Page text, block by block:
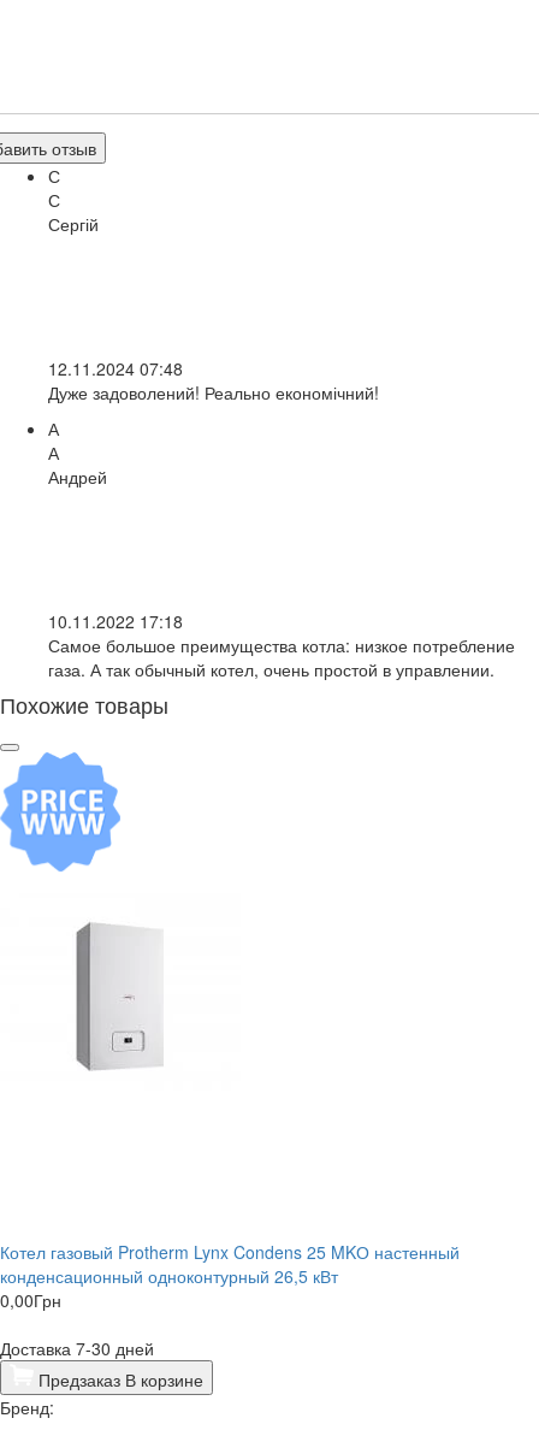
отзыв
С
С
Сергій
12.11.2024 07:48
Дуже задоволений! Реально економічний!
А
А
Андрей
10.11.2022 17:18
Самое большое преимущества котла: низкое потребление
газа. А так обычный котел, очень простой в управлении.
Похожие товары
Котел газовый Protherm Lynx Condens 25 MKО настенный
конденсационный одноконтурный 26,5 кВт
0,00Грн
Доставка 7-30 дней
Предзаказ В корзине
Бренд: